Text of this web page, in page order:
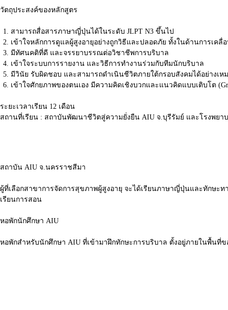
วัตถุประสงค์ของหลักสูตร
สามารถสื่อสารภาษาญี่ปุ่นได้ในระดับ JLPT N3 ขึ้นไป
เข้าใจหลักการดูแลผู้สูงอายุอย่างถูกวิธีและปลอดภัย ทั้งในด้านการเคลื่
มีทัศนคติที่ดี และจรรยาบรรณต่อวิชาชีพการบริบาล
เข้าใจระบบการรายงาน และวิธีการทำงานร่วมกับทีมนักบริบาล
มีวินัย รับผิดชอบ และสามารถดำเนินชีวิตภายใต้กรอบสังคมได้อย่างเห
เข้าใจศักยภาพของตนเอง มีความคิดเชิงบวกและแนวคิดแบบเติบโต
ระยะเวลาเรียน 12 เดือน
สถานที่เรียน : สถาบันพัฒนาชีวิตสู่ความยั่งยืน AIU จ.บุรีรัมย์ และโรงพยา
สถาบัน AIU จ.นครราชสีมา
ผู้ที่เลือกสาขาการจัดการสุขภาพผู้สูงอายุ จะได้เรียนภาษาญี่ปุ่นและทักษะ
เรียนการสอน
หอพักนักศึกษา AIU
หอพักสำหรับนักศึกษา AIU ที่เข้ามาฝึกทักษะการบริบาล ตั้งอยู่ภายในพื้นที่